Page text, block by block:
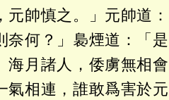
帥慎之。」元帥道：
奈何？」裊煙道：「是
海月諸人，倭虜無相會
氣相連，誰敢爲害於元